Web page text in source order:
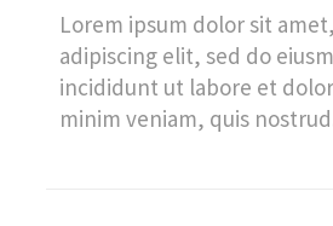
Lorem ipsum dolor sit
adipiscing elit, sed do
incididunt ut labore et
minim veniam, quis